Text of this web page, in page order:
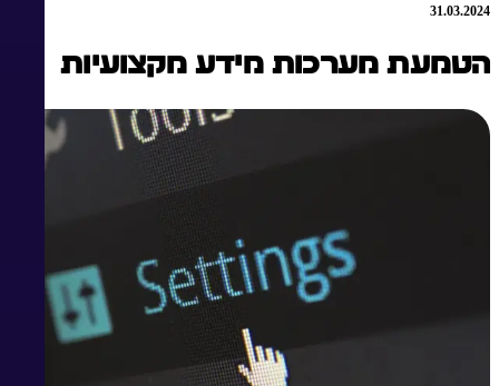
31.03.2024
הטמעת מערכות מידע מקצועיות